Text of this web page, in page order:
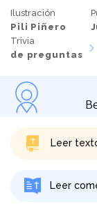
Ilustración
Pili Piñero
Trivia
de preguntas
Leer
Leer